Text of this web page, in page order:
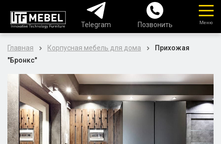
Telegram Позвонить Меню
Главная Корпусная мебель для дома
Прихожая
"Бронкс"